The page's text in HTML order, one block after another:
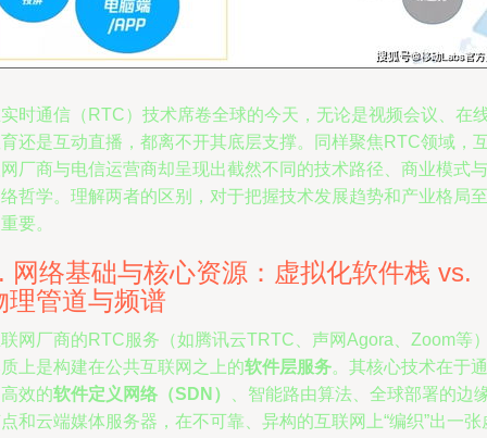
时通信（RTC）技术席卷全球的今天，无论是视频会议、在
还是互动直播，都离不开其底层支撑。同样聚焦RTC领域，
厂商与电信运营商却呈现出截然不同的技术路径、商业模式与
哲学。理解两者的区别，对于把握技术发展趋势和产业格局至
要。
网络基础与核心资源：虚拟化软件栈 vs.
理管道与频谱
网厂商的RTC服务（如腾讯云TRTC、声网Agora、Zoom等
上是构建在公共互联网之上的软件层服务。其核心技术在于通
效的软件定义网络（SDN）
、智能路由算法、全球部署的边
和云端媒体服务器，在不可靠、异构的互联网上“编织”出一张